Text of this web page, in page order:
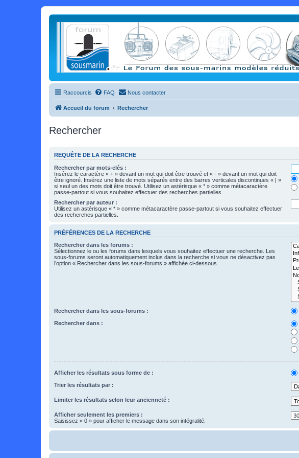
Raccourcis FAQ Nous contacter
Accueil du forum Rechercher
Rechercher
REQUÊTE DE LA RECHERCHE
Rechercher par mots-clés :
Insérez le caractère « + » devant un mot qui doit être trouvé et « - » devant un mot qui doit
être ignoré. Insérez une liste de mots séparés entre des barres verticales discontinues « | »
si seul un des mots doit être trouvé. Utilisez un astérisque « * » comme métacaractère
passe-partout si vous souhaitez effectuer des recherches partielles.
Rechercher par auteur :
Utilisez un astérisque « * » comme métacaractère passe-partout si vous souhaitez effectuer
des recherches partielles.
PRÉFÉRENCES DE LA RECHERCHE
Rechercher dans les forums :
Sélectionnez le ou les forums dans lesquels vous souhaitez effectuer une recherche. Les
sous-forums seront automatiquement inclus dans la recherche si vous ne désactivez pas
l’option « Rechercher dans les sous-forums » affichée ci-dessous.
Rechercher dans les sous-forums :
Rechercher dans :
Afficher les résultats sous forme de :
Trier les résultats par :
Limiter les résultats selon leur ancienneté :
Afficher seulement les premiers :
Saisissez « 0 » pour afficher le message dans son intégralité.